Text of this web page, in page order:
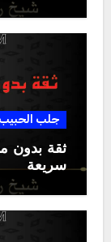
جلب الحبيب
ثقة بدون
سريعة